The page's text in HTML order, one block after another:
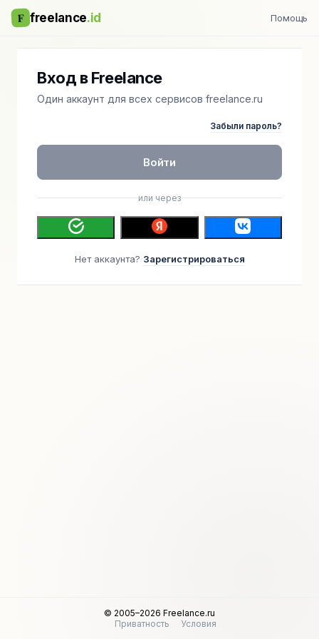
F freelance.id Помощь
Вход в Freelance
Один аккаунт для всех сервисов freelance.ru
Забыли пароль?
Войти
или через
Нет аккаунта? Зарегистрироваться
© 2005–2026 Freelance.ru
Приватность
Условия